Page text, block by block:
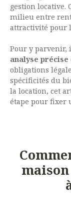
gestion locative.
milieu entre
attractivité pour
Pour y parvenir,
analyse
obligations
spécificités du
la location, cet
étape pour fixer